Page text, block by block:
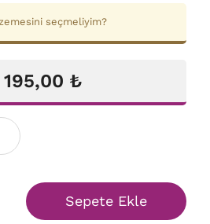
seçmeliyim?
195,00 ₺
Sepete Ekle